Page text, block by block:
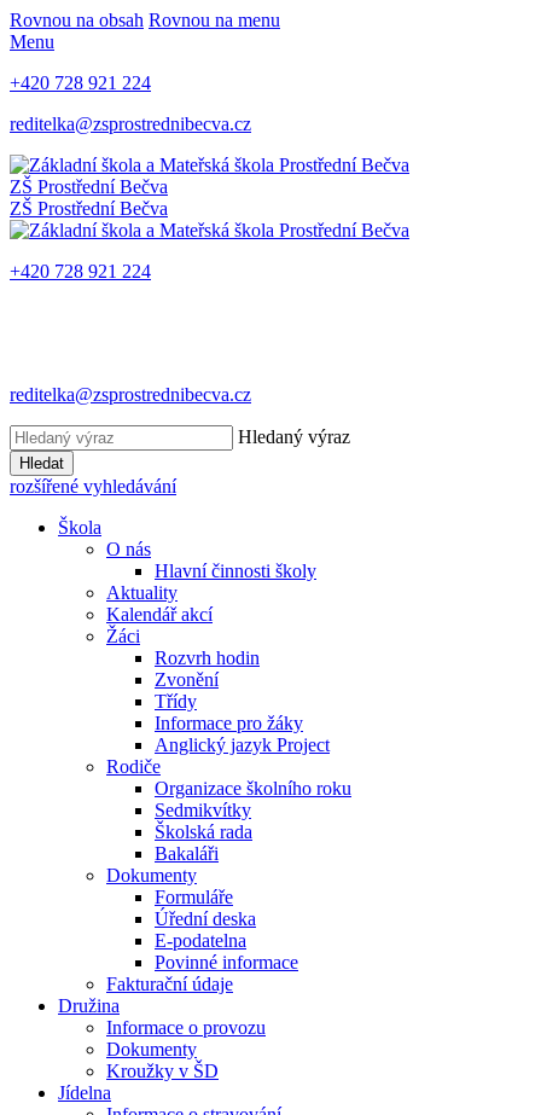
Rovnou na obsah Rovnou na menu
Menu
+420 728 921 224
reditelka@zsprostrednibecva.cz
ZŠ Prostřední Bečva
ZŠ Prostřední Bečva
+420 728 921 224
reditelka@zsprostrednibecva.cz
Hledaný výraz
Hledat
rozšířené vyhledávání
Škola
O nás
Hlavní činnosti školy
Aktuality
Kalendář akcí
Žáci
Rozvrh hodin
Zvonění
Třídy
Informace pro žáky
Anglický jazyk Project
Rodiče
Organizace školního roku
Sedmikvítky
Školská rada
Bakaláři
Dokumenty
Formuláře
Úřední deska
E-podatelna
Povinné informace
Fakturační údaje
Družina
Informace o provozu
Dokumenty
Kroužky v ŠD
Jídelna